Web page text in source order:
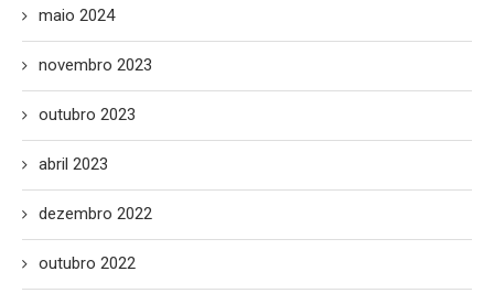
maio 2024
novembro 2023
outubro 2023
abril 2023
dezembro 2022
outubro 2022